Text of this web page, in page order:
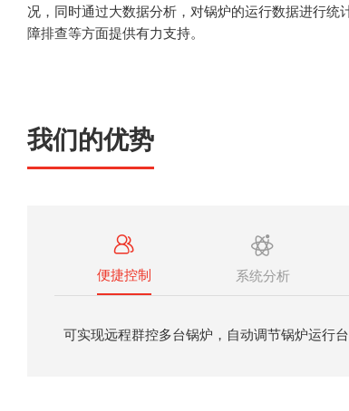
况，同时通过大数据分析，对锅炉的运行数据进行统
障排查等方面提供有力支持。
我们的优势
便捷控制 系统分析
可实现远程群控多台锅炉，自动调节锅炉运行台